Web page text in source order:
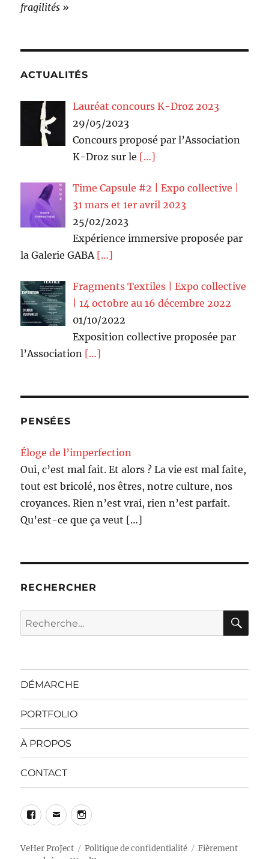
fragilités »
ACTUALITÉS
Lauréat concours K-Droz 2023
29/05/2023
Concours proposé par l’Association
K-Droz sur le […]
Time Capsule #2 | Expo collective |
31 mars et 1er avril 2023
25/02/2023
Expérience immersive proposée par
la Galerie GABA […]
Fragments Textiles | Expo collective
| 14 octobre au 16 décembre 2022
01/10/2022
Exposition collective proposée par
l’Association […]
PENSÉES
Éloge de l’imperfection
Oui, c’est mal fait. Et alors ? La vie est mal faite,
tout est bricolé, nos êtres, notre culture, nos
croyances. Rien n’est vrai, rien n’est parfait.
Qu’est-ce que ça veut […]
RECHERCHER
Recherche
pour :
DÉMARCHE
PORTFOLIO
À PROPOS
CONTACT
Facebook
E-
mail
Instagram
VeHer ProJect Politique de confidentialité
Fièrement